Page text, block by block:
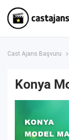
Cast Ajans Başvuru
Konya